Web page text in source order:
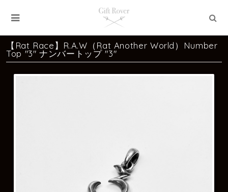
【Rat Race】R.A.W（Rat Another World）Number
Top "3" ナンバートップ "3"